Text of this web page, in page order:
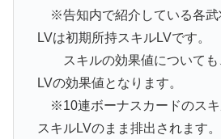
※告知内で紹介している各武
LVは初期所持スキルLVです。
スキルの効果値についても
LVの効果値となります。
※10連ボーナスカードのスキ
スキルLVのまま排出されます。